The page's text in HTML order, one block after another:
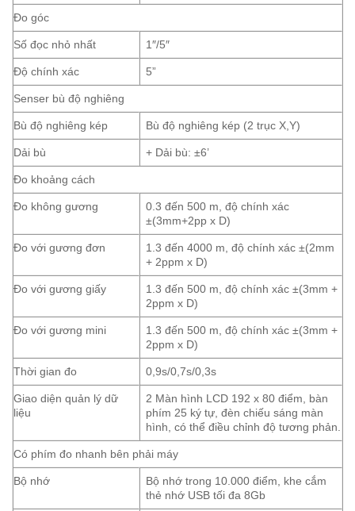
Đo góc
Số đọc nhỏ nhất 1″/5″
Độ chính xác 5”
Senser bù độ nghiêng
Bù độ nghiêng kép Bù độ nghiêng kép (2 trục X,Y)
Dải bù + Dải bù: ±6’
Đo khoảng cách
Đo không gương
0.3 đến 500 m, độ chính xác
±(3mm+2pp x D)
Đo với gương đơn
1.3 đến 4000 m, độ chính xác ±(2mm
+ 2ppm x D)
Đo với gương giấy
1.3 đến 500 m, độ chính xác ±(3mm +
2ppm x D)
Đo với gương mini
1.3 đến 500 m, độ chính xác ±(3mm +
2ppm x D)
Thời gian đo 0,9s/0,7s/0,3s
Giao diện quản lý dữ
liệu
2 Màn hình LCD 192 x 80 điểm, bàn
phím 25 ký tự, đèn chiếu sáng màn
hình, có thể điều chỉnh độ tương phản.
Có phím đo nhanh bên phải máy
Bộ nhớ
Bộ nhớ trong 10.000 điểm, khe cắm
thẻ nhớ USB tối đa 8Gb